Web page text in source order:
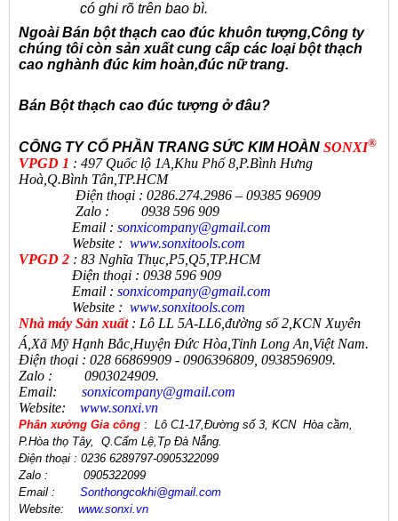
có ghi rõ trên bao bì.
NgoàiBán bột thạch cao đúc khuôn tượng,Công ty
chúng tôi còn sản xuất cung cấp các loại bột thạch
cao nghành đúc kim hoàn,đúc nữ trang.
Bán Bột thạch cao đúc tượng ở đâu?
CÔNG TY CỔ PHẦN TRANG SỨC KIM HOÀN SONXI®
VPGD 1 : 497 Quốc lộ 1A,Khu Phố 8,P.Bình Hưng
Hoà,Q.Bình Tân,TP.HCM
Điện thoại : 0286.274.2986 – 09385 96909
Zalo : 0938 596 909
Email : sonxicompany@gmail.com
Website : www.sonxitools.com
VPGD 2 : 83 Nghĩa Thục,P5,Q5,TP.HCM
Điện thoại : 0938 596 909
Email : sonxicompany@gmail.com
Website : www.sonxitools.com
Nhà máy Sản xuất : Lô LL 5A-LL6,đường số 2,KCN Xuyên
Á,Xã Mỹ Hạnh Bắc,Huyện Đức Hòa,Tỉnh Long An,Việt Nam.
Điện thoại : 028 66869909 - 0906396809, 0938596909.
Zalo : 0903024909.
Email:
sonxicompany@gmail.com
Website:
www.sonxi.vn
Phân xưởng Gia công : Lô C1-17,Đường số 3, KCN Hòa cầm,
P.Hòa thọ Tây,
Q.Cẩm Lệ Tp Đà Nẵng.
Điện thoại : 0236 6289797-0905322099
Zalo : 0905322099
Email : Sonthongcokhi@gmail. com
Website:
www.sonxi. vn